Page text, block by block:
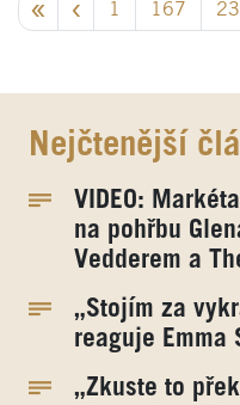
1 167
Nejčtenější
VIDEO:
na pohřbu
Vedderem a
„Stojím za
reaguje Emma
„Zkuste to